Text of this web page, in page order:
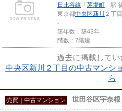
日比谷線 「茅場町 」駅
東京都中央区新川 ２丁目
-
築年数：築43年
階数：7階建
過去に掲載してい
中央区新川２丁目の中古マンシ
ら
売買｜中古マンション 世田谷区宇奈